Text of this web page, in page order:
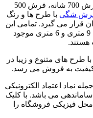
فرش ماشینی با قیمت مناسب مانند فرش 700 شانه، فرش 500
شگی با طرح ها و رنگ
قرار می گیرد. تمامی این
محصولات در سایزهای فرش 12 متری، 9 متری و 6 متری موجود
هستند.
طرح های متنوع و زیبا در
کیفیت به فروش می رسد.
نماد اعتماد الکترونیکی
می باشد. با کلیک
فیزیکی فروشگاه را